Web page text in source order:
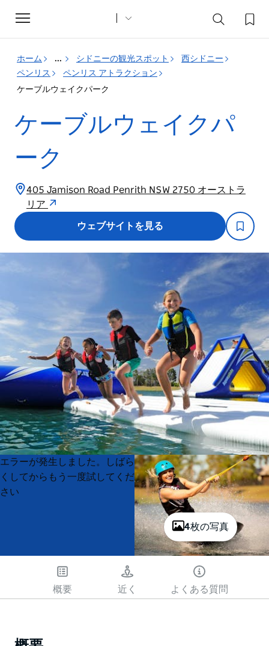
Toggle
navigation
ホーム ... シドニーの観光スポット
西シドニー
ペンリス
ペンリス アトラクション
ケーブルウェイクパーク
ケーブルウェイクパ
ーク
405 Jamison Road Penrith NSW 2750 オーストラ
リア
ウェブサイトを見る
4枚の写真
Product
List
Product
List
エラーが発生しました。しばら
くしてからもう一度試してくだ
さい
概要 近く よくある質問